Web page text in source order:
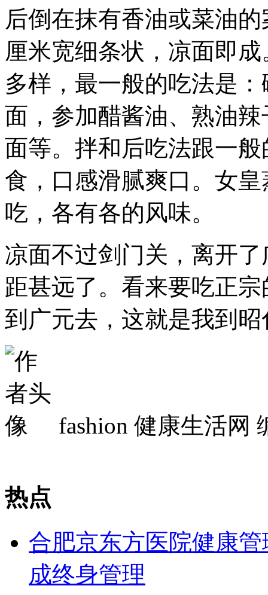
后倒在抹有香油或菜油
厘米宽细条状，凉面即
多样，最一般的吃法是
面，参加醋酱油、熟油
面等。拌和后吃法跟一
食，口感滑腻爽口。女
吃，各有各的风味。
凉面不过剑门关，离开
距甚远了。看来要吃正
到广元去，这就是我到
fashion 健康生活网
热点
合肥京东方医院健康
成终身管理